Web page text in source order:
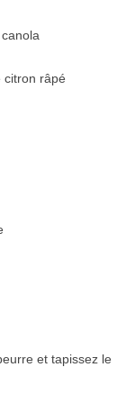
râpé
et tapissez le